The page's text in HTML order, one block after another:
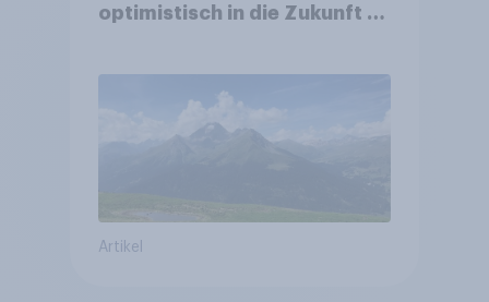
optimistisch in die Zukunft –
Altersvorsorge
Artikel